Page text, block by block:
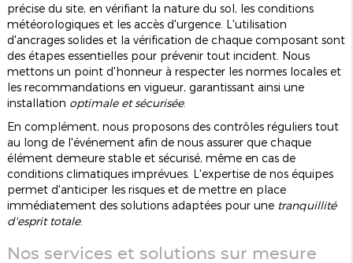
précise du site, en vérifiant la nature du sol, les conditions
météorologiques et les accès d'urgence. L'utilisation
d'ancrages solides et la vérification de chaque composant sont
des étapes essentielles pour prévenir tout incident. Nous
mettons un point d'honneur à respecter les normes locales et
les recommandations en vigueur, garantissant ainsi une
installation optimale et sécurisée.
En complément, nous proposons des contrôles réguliers tout
au long de l'événement afin de nous assurer que chaque
élément demeure stable et sécurisé, même en cas de
conditions climatiques imprévues. L'expertise de nos équipes
permet d'anticiper les risques et de mettre en place
immédiatement des solutions adaptées pour une tranquillité
d'esprit totale.
Nos services et solutions sur mesure